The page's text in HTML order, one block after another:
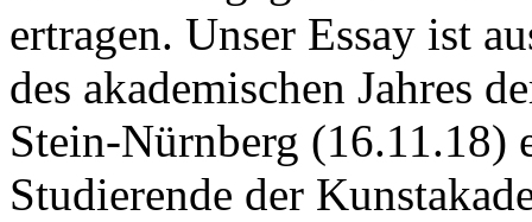
ertragen. Unser Essay ist
des akademischen Jahres
Stein-Nürnberg (16.11.18)
Studierende der